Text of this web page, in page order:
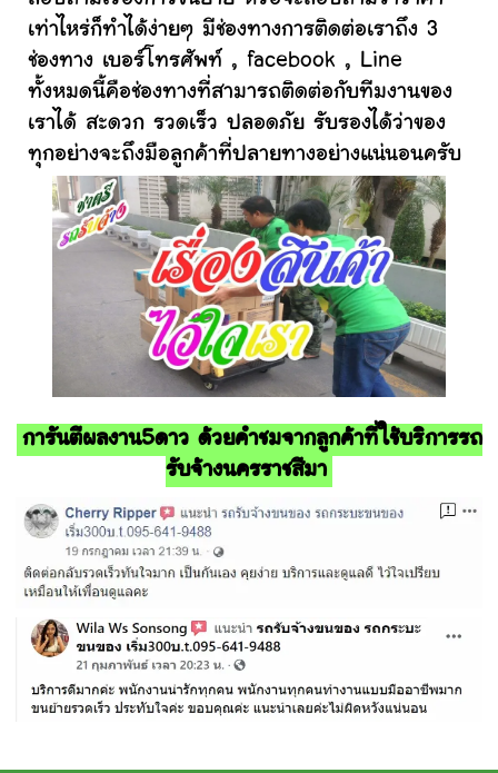
เท่าไหร่ก็ทำได้ง่ายๆ มีช่องทางการติดต่อเราถึง 3
ช่องทาง เบอร์โทรศัพท์ , facebook , Line
ทั้งหมดนี้คือช่องทางที่สามารถติดต่อกับทีมงานของ
เราได้ สะดวก รวดเร็ว ปลอดภัย รับรองได้ว่าของ
ทุกอย่างจะถึงมือลูกค้าที่ปลายทางอย่างแน่นอนครับ
การันตีผลงาน5ดาว ด้วยคำชมจากลูกค้าที่ใช้บริการรถ
รับจ้างนครราชสีมา